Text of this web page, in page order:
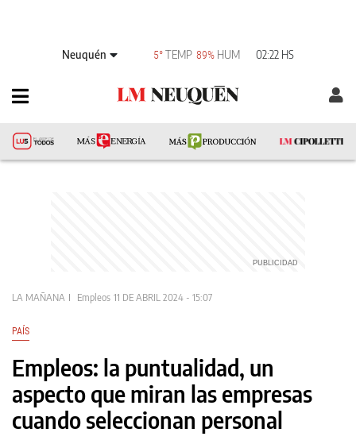
Neuquén 5°TEMP 89% HUM 02:22 HS
LA MAÑANA Empleos 11 DE ABRIL 2024 - 15:07
PAÍS
Empleos: la puntualidad, un
aspecto que miran las empresas
cuando seleccionan personal